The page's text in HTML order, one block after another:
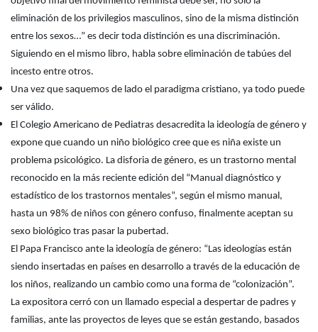
eliminación de los privilegios masculinos, sino de la misma distinción
entre los sexos…” es decir toda distinción es una discriminación.
Siguiendo en el mismo libro, habla sobre eliminación de tabúes del
incesto entre otros.
Una vez que saquemos de lado el paradigma cristiano, ya todo puede
ser válido.
El Colegio Americano de Pediatras desacredita la ideología de género y
expone que cuando un niño biológico cree que es niña existe un
problema psicológico. La disforia de género, es un trastorno mental
reconocido en la más reciente edición del “Manual diagnóstico y
estadístico de los trastornos mentales”, según el mismo manual,
hasta un 98% de niños con género confuso, finalmente aceptan su
sexo biológico tras pasar la pubertad.
El Papa Francisco ante la ideología de género: “Las ideologías están
siendo insertadas en países en desarrollo a través de la educación de
los niños, realizando un cambio como una forma de “colonización”.
La expositora cerró con un llamado especial a despertar de padres y
familias, ante las proyectos de leyes que se están gestando, basados